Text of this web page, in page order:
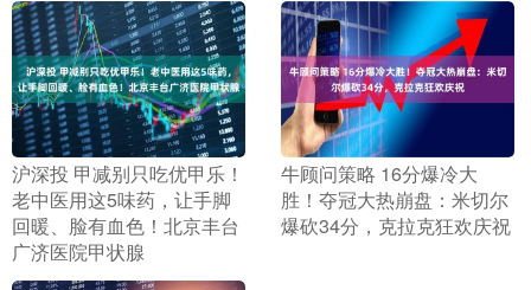
​沪深投 甲减别只吃优甲乐！
老中医用这5味药，让手脚
回暖、脸有血色！北京丰台
广济医院甲状腺
​牛顾问策略 16分爆冷大
胜！夺冠大热崩盘：米切尔
爆砍34分，克拉克狂欢庆祝